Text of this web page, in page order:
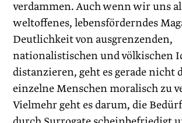
verdammen. Auch wenn wir uns
weltoffenes, lebensförderndes
Deutlichkeit von ausgrenzenden,
nationalistischen und völkischen
distanzieren, geht es gerade nicht
einzelne Menschen moralisch zu
Vielmehr geht es darum, die